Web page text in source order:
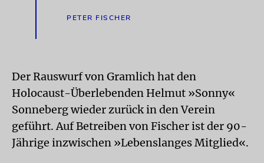
PETER FISCHER
Der Rauswurf von Gramlich hat den
Holocaust-Überlebenden Helmut »Sonny«
Sonneberg wieder zurück in den Verein
geführt. Auf Betreiben von Fischer ist der 90-
Jährige inzwischen »Lebenslanges Mitglied«.